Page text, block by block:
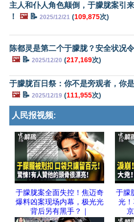
主人和仆人角色颠倒，于朦胧案引
！
🖼️📝 2025/12/21 (109,875次)
陈都灵是第二个于朦胧？安全状况
🖼️📝 2025/12/20 (217,169次)
于朦胧百日祭：你不是旁观者，你
🖼️📝 2025/12/19 (111,955次)
人民报视频:
于朦胧案全面失控！焦迈奇
爆料凶案现场内幕，极光光
背后另有黑手？｜
于朦
光